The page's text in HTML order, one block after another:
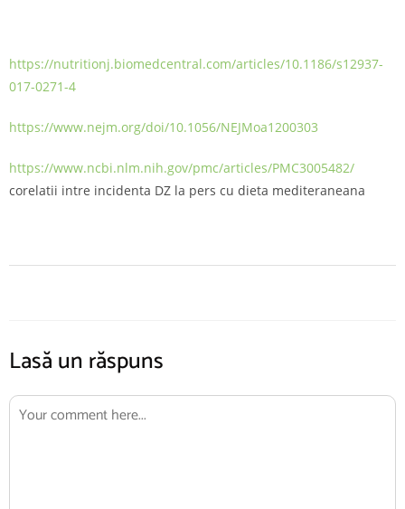
https://nutritionj.biomedcentral.com/articles/10.1186/s12937-
017-0271-4
https://www.nejm.org/doi/10.1056/NEJMoa1200303
https://www.ncbi.nlm.nih.gov/pmc/articles/PMC3005482/
corelatii intre incidenta DZ la pers cu dieta mediteraneana
Lasă un răspuns